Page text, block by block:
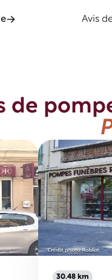
Avis
de
30.48 km